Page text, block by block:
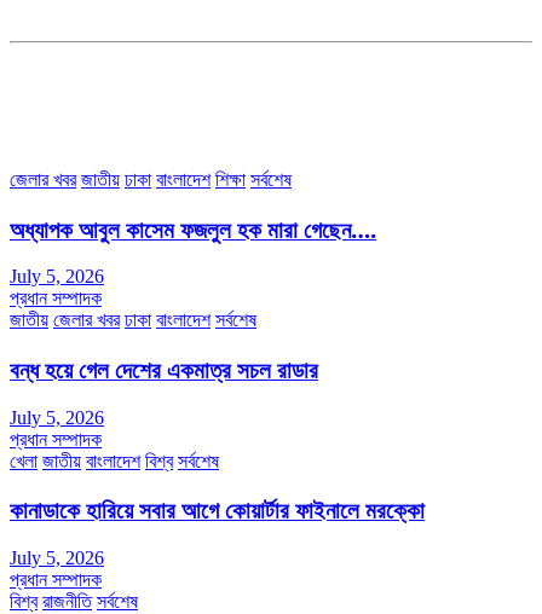
জেলার খবর জাতীয় ঢাকা বাংলাদেশ শিক্ষা সর্বশেষ
অধ্যাপক আবুল কাসেম ফজলুল হক মারা গেছেন….
July 5, 2026
প্রধান সম্পাদক
জাতীয় জেলার খবর ঢাকা বাংলাদেশ সর্বশেষ
বন্ধ হয়ে গেল দেশের একমাত্র সচল রাডার
July 5, 2026
প্রধান সম্পাদক
খেলা জাতীয় বাংলাদেশ বিশ্ব সর্বশেষ
কানাডাকে হারিয়ে সবার আগে কোয়ার্টার ফাইনালে মরক্কো
July 5, 2026
প্রধান সম্পাদক
বিশ্ব রাজনীতি সর্বশেষ